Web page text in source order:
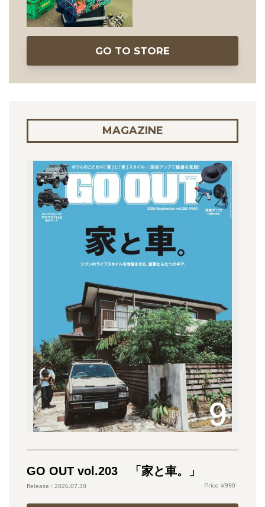
GO TO STORE
MAGAZINE
GO OUT vol.203 「家と車。」
2026.07.30 990